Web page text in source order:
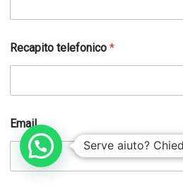
i
u
t
i
?
a
Recapito telefonico*
Email
Serve aiuto?